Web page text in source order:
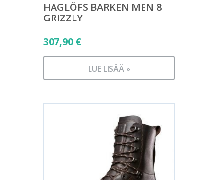
HAGLÖFS BARKEN MEN 8
GRIZZLY
307,90 €
LUE LISÄÄ »